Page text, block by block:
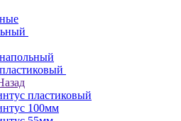
пластиковый
100мм